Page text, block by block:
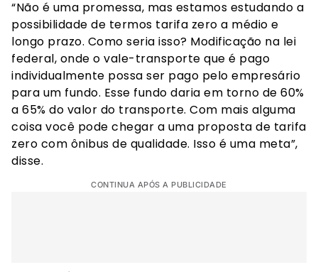
“Não é uma promessa, mas estamos estudando a
possibilidade de termos tarifa zero a médio e
longo prazo. Como seria isso? Modificação na lei
federal, onde o vale-transporte que é pago
individualmente possa ser pago pelo empresário
para um fundo. Esse fundo daria em torno de 60%
a 65% do valor do transporte. Com mais alguma
coisa você pode chegar a uma proposta de tarifa
zero com ônibus de qualidade. Isso é uma meta”,
disse.
CONTINUA APÓS A PUBLICIDADE